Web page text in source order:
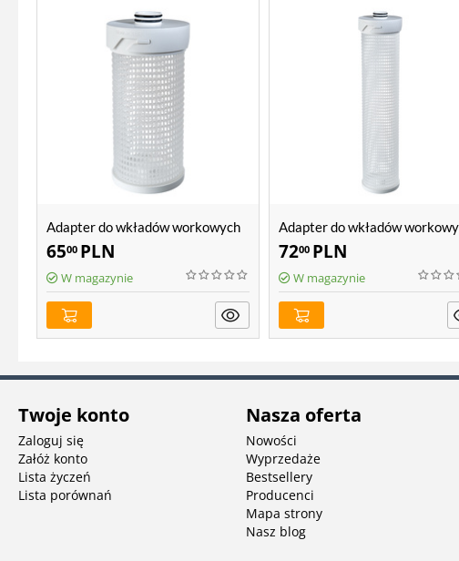
Adapter do wkładów workowych
Atlas Filtri 10"
6500 PLN
W magazynie
Adapter do wkładów
Atlas Filtri 20"
7200 PLN
W magazynie
Twoje konto
Zaloguj się
Załóż konto
Lista życzeń
Lista porównań
Nasza oferta
Nowości
Wyprzedaże
Bestsellery
Producenci
Mapa strony
Nasz blog